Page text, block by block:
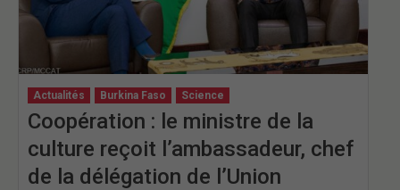
Actualités Burkina Faso Science
Coopération : le ministre de la
culture reçoit l’ambassadeur, chef
de la délégation de l’Union